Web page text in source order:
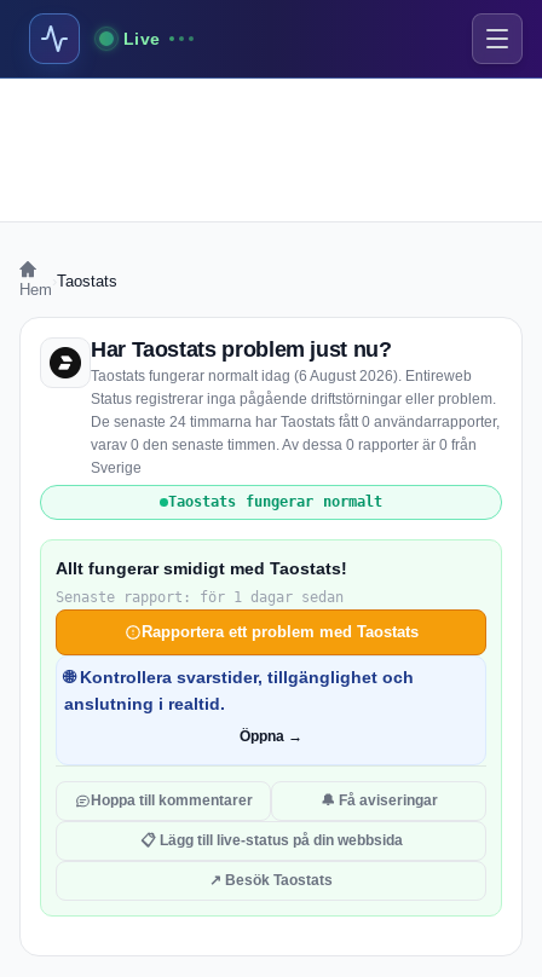
Live
Hem Taostats
Har Taostats problem just nu?
Taostats fungerar normalt idag (6 August 2026). Entireweb
Status registrerar inga pågående driftstörningar eller problem.
De senaste 24 timmarna har Taostats fått 0 användarrapporter,
varav 0 den senaste timmen. Av dessa 0 rapporter är 0 från
Sverige
Taostats fungerar normalt
Allt fungerar smidigt med Taostats!
Senaste rapport: för 1 dagar sedan
Rapportera ett problem med Taostats
🌐 Kontrollera svarstider, tillgänglighet och
anslutning i realtid.
Öppna →
Hoppa till kommentarer 🔔 Få aviseringar
📋 Lägg till live-status på din webbsida
↗ Besök Taostats